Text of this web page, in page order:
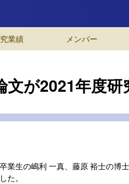
業績 メンバー
文が2021年度
業生の嶋利 一真、藤原 裕士の
た。